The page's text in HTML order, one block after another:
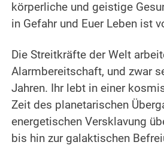
körperliche und geistige
in Gefahr und Euer Leben ist
Die Streitkräfte der Welt
Alarmbereitschaft, und zwar
Jahren. Ihr lebt in einer
Zeit des planetarischen
energetischen Versklavung
bis hin zur galaktischen